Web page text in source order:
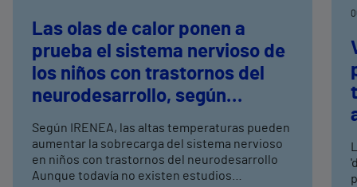
Las olas de calor ponen a
prueba el sistema nervioso de
los niños con trastornos del
neurodesarrollo, según
expertos en
neurorrehabilitación
pediátrica de Vithas
Según IRENEA, las altas temperaturas pueden
aumentar la sobrecarga del sistema nervioso
en niños con trastornos del neurodesarrollo
Aunque todavía no existen estudios